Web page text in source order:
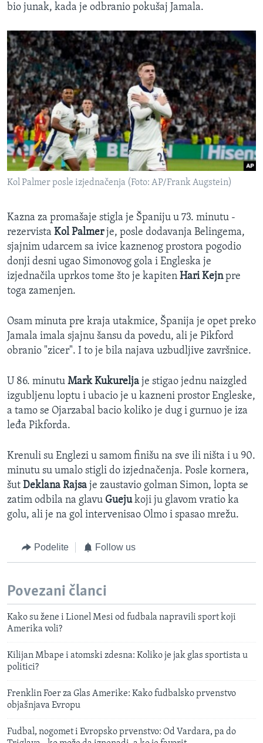
bio junak, kada je odbranio pokušaj Jamala.
Kol Palmer posle izjednačenja (Foto: AP/Frank Augstein)
Kazna za promašaje stigla je Španiju u 73. minutu -
rezervista Kol Palmerje, posle dodavanja Belingema,
sjajnim udarcem sa ivice kaznenog prostora pogodio
donji desni ugao Simonovog gola i Engleska je
izjednačila uprkos tome što je kapiten Hari Kejnpre
toga zamenjen.
Osam minuta pre kraja utakmice, Španija je opet preko
Jamala imala sjajnu šansu da povedu, ali je Pikford
obranio "zicer". I to je bila najava uzbudljive završnice.
U 86. minutu Mark Kukurelja je stigao jednu naizgled
izgubljenu loptu i ubacio je u kazneni prostor Engleske,
a tamo se Ojarzabal bacio koliko je dug i gurnuo je iza
leđa Pikforda.
Krenuli su Englezi u samom finišu na sve ili ništa i u 90.
minutu su umalo stigli do izjednačenja. Posle kornera,
šut Deklana Rajsa je zaustavio golman Simon, lopta se
zatim odbila na glavu Guejukoji ju glavom vratio ka
golu, ali je na gol intervenisao Olmo i spasao mrežu.
Podelite Follow us
Povezani članci
Kako su žene i Lionel Mesi od fudbala napravili sport koji
Amerika voli?
Kilijan Mbape i atomski zdesna: Koliko je jak glas sportista u
politici?
Frenklin Foer za Glas Amerike: Kako fudbalsko prvenstvo
objašnjava Evropu
Fudbal, nogomet i Evropsko prvenstvo: Od Vardara, pa do